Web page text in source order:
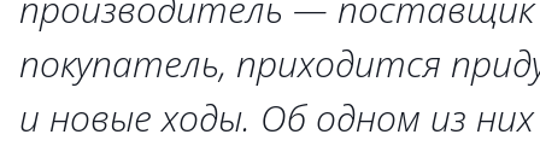
покупатель, приходится
и новые ходы. Об одном из них